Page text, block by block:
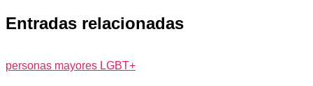
Entradas relacionadas
personas mayores LGBT+